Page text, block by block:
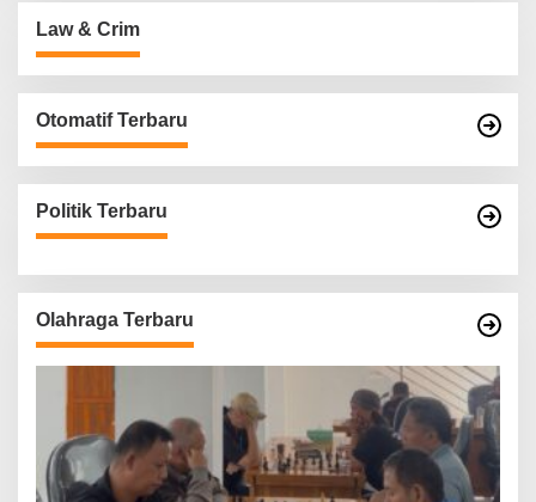
Law & Crim
Otomatif Terbaru
Politik Terbaru
Olahraga Terbaru